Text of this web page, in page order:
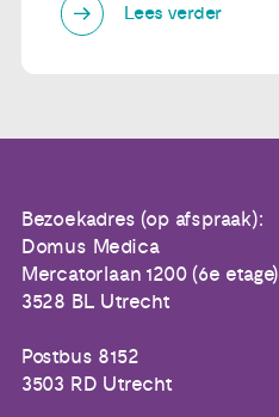
Lees verder
Bezoekadres (op afspraak):
Domus Medica
Mercatorlaan 1200 (6e etage)
3528 BL Utrecht
Postbus 8152
3503 RD Utrecht